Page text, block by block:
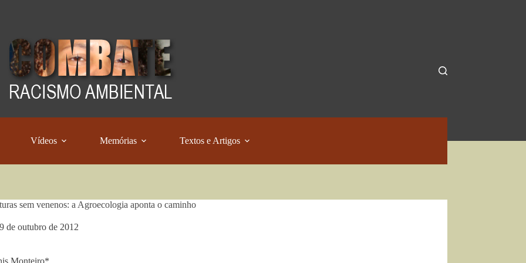
Vídeos Memórias Textos e Artigos
sem venenos: a Agroecologia aponta o caminho
de outubro de 2012
Monteiro*